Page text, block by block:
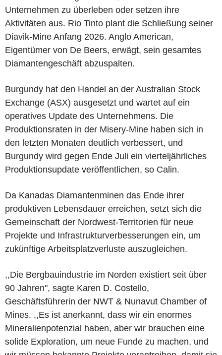
Unternehmen zu überleben oder setzen ihre
Aktivitäten aus. Rio Tinto plant die Schließung seiner
Diavik-Mine Anfang 2026. Anglo American,
Eigentümer von De Beers, erwägt, sein gesamtes
Diamantengeschäft abzuspalten.
Burgundy hat den Handel an der Australian Stock
Exchange (ASX) ausgesetzt und wartet auf ein
operatives Update des Unternehmens. Die
Produktionsraten in der Misery-Mine haben sich in
den letzten Monaten deutlich verbessert, und
Burgundy wird gegen Ende Juli ein vierteljährliches
Produktionsupdate veröffentlichen, so Calin.
Da Kanadas Diamantenminen das Ende ihrer
produktiven Lebensdauer erreichen, setzt sich die
Gemeinschaft der Nordwest-Territorien für neue
Projekte und Infrastrukturverbesserungen ein, um
zukünftige Arbeitsplatzverluste auszugleichen.
,,Die Bergbauindustrie im Norden existiert seit über
90 Jahren", sagte Karen D. Costello,
Geschäftsführerin der NWT & Nunavut Chamber of
Mines. ,,Es ist anerkannt, dass wir ein enormes
Mineralienpotenzial haben, aber wir brauchen eine
solide Exploration, um neue Funde zu machen, und